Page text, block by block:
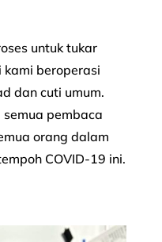
untuk tukar
kami beroperasi
dan cuti umum.
pembaca
orang dalam
COVID-19 ini.